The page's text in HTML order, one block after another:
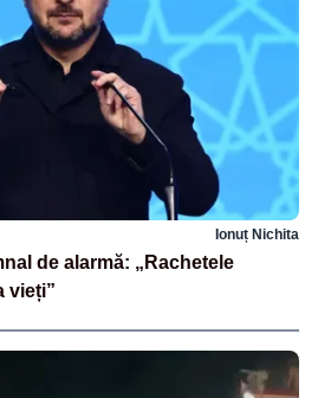
Ionuț Nichita
de alarmă: „Rachetele
vieți”